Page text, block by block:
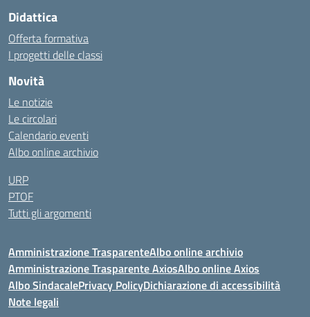
Didattica
Offerta formativa
I progetti delle classi
Novità
Le notizie
Le circolari
Calendario eventi
Albo online archivio
URP
PTOF
Tutti gli argomenti
Amministrazione TrasparenteAlbo online archivio
Amministrazione Trasparente AxiosAlbo online Axios
Albo SindacalePrivacy PolicyDichiarazione di accessibilità
Note legali